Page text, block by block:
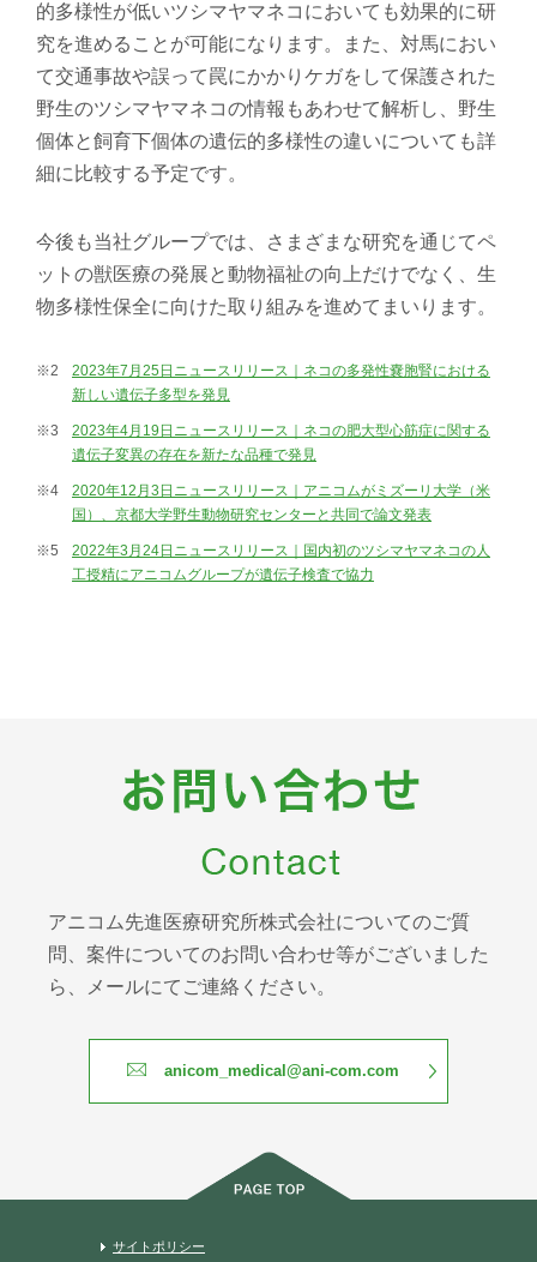
的多様性が低いツシマヤマネコにおいても効果的に研
究を進めることが可能になります。また、対馬におい
て交通事故や誤って罠にかかりケガをして保護された
野生のツシマヤマネコの情報もあわせて解析し、野生
個体と飼育下個体の遺伝的多様性の違いについても詳
細に比較する予定です。
今後も当社グループでは、さまざまな研究を通じてペ
ットの獣医療の発展と動物福祉の向上だけでなく、生
物多様性保全に向けた取り組みを進めてまいります。
※2
2023年7月25日ニュースリリース｜ネコの多発性嚢胞腎における
新しい遺伝子多型を発見
※3
2023年4月19日ニュースリリース｜ネコの肥大型心筋症に関する
遺伝子変異の存在を新たな品種で発見
※4
2020年12月3日ニュースリリース｜アニコムがミズーリ大学（米
国）、京都大学野生動物研究センターと共同で論文発表
※5
2022年3月24日ニュースリリース｜国内初のツシマヤマネコの人
工授精にアニコムグループが遺伝子検査で協力
アニコム先進医療研究所株式会社についてのご質
問、案件についてのお問い合わせ等がございました
ら、メールにてご連絡ください。
anicom_medical@ani-com.com
サイトポリシー